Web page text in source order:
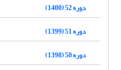
دوره 52 (1400)
دوره 51 (1399)
دوره 50 (1398)